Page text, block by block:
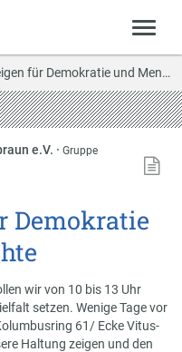
für Demokratie und Menschenrechte
e.V. ·Gruppe
Demokratie
wir von 10 bis 13 Uhr
setzen. Wenige Tage vor
61/ Ecke Vitus-
Haltung zeigen und den